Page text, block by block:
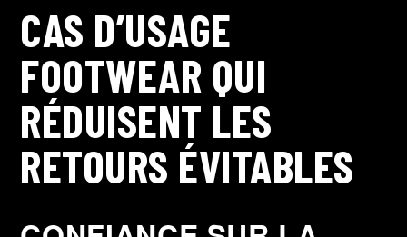
CAS D’USAGE
FOOTWEAR QUI
RÉDUISENT LES
RETOURS ÉVITABLES